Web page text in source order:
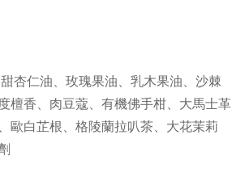
杏仁油、玫瑰果油、乳木果油、沙棘
檀香、肉豆蔻、有機佛手柑、大馬士革
歐白芷根、格陵蘭拉叭茶、大花茉莉